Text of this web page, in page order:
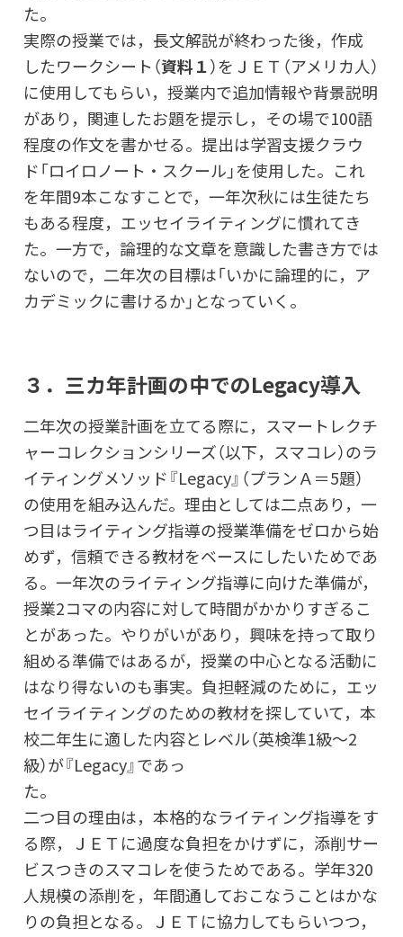
実際の授業では，長文解説が終わった後，作成
したワークシート（資料１）をＪＥＴ（アメリカ人）
に使用してもらい，授業内で追加情報や背景説明
があり，関連したお題を提示し，その場で100語
程度の作文を書かせる。提出は学習支援クラウ
ド「ロイロノート・スクール」を使用した。これ
を年間9本こなすことで，一年次秋には生徒たち
もある程度，エッセイライティングに慣れてき
た。一方で，論理的な文章を意識した書き方では
ないので，二年次の目標は「いかに論理的に，ア
カデミックに書けるか」となっていく。
３．三カ年計画の中でのLegacy導入
二年次の授業計画を立てる際に，スマートレクチ
ャーコレクションシリーズ（以下，スマコレ）のラ
イティングメソッド『Legacy』（プランＡ＝5題）
の使用を組み込んだ。理由としては二点あり，一
つ目はライティング指導の授業準備をゼロから始
めず，信頼できる教材をベースにしたいためであ
る。一年次のライティング指導に向けた準備が，
授業2コマの内容に対して時間がかかりすぎるこ
とがあった。やりがいがあり，興味を持って取り
組める準備ではあるが，授業の中心となる活動に
はなり得ないのも事実。負担軽減のために，エッ
セイライティングのための教材を探していて，本
校二年生に適した内容とレベル（英検準1級～2
級）が『Legacy』であっ
二つ目の理由は，本格的なライティング指導をす
る際，ＪＥＴに過度な負担をかけずに，添削サー
ビスつきのスマコレを使うためである。学年320
人規模の添削を，年間通しておこなうことはかな
りの負担となる。ＪＥＴに協力してもらいつつ，